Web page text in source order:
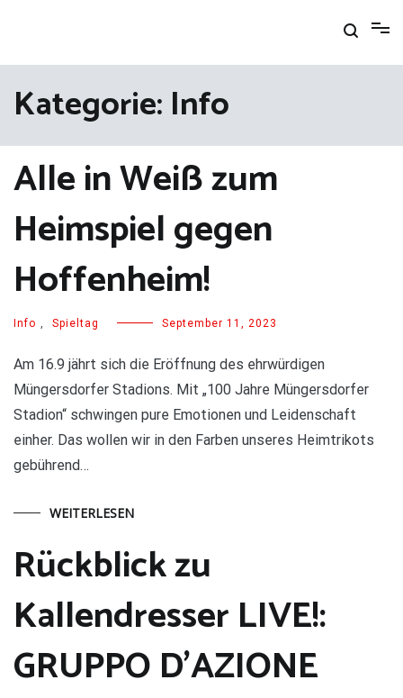
Kategorie: Info
Alle in Weiß zum
Heimspiel gegen
Hoffenheim!
Info , Spieltag September 11, 2023
Am 16.9 jährt sich die Eröffnung des ehrwürdigen
Müngersdorfer Stadions. Mit „100 Jahre Müngersdorfer
Stadion“ schwingen pure Emotionen und Leidenschaft
einher. Das wollen wir in den Farben unseres Heimtrikots
gebührend…
WEITERLESEN
Rückblick zu
Kallendresser LIVE!:
GRUPPO D’AZIONE